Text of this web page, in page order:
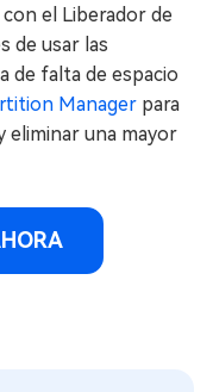
el Liberador de
de usar las
de falta de espacio
Manager para
eliminar una mayor